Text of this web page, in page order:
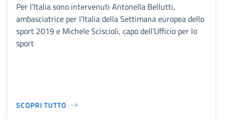
Per l’Italia sono intervenuti Antonella Bellutti,
ambasciatrice per l’Italia della Settimana europea dello
sport 2019 e Michele Sciscioli, capo dell’Ufficio per lo
sport
SCOPRI TUTTO